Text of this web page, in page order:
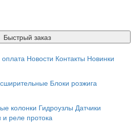
Быстрый заказ
оплата Новости Контакты Новинки
Блоки розжига
колонки Гидроузлы Датчики
и реле протока